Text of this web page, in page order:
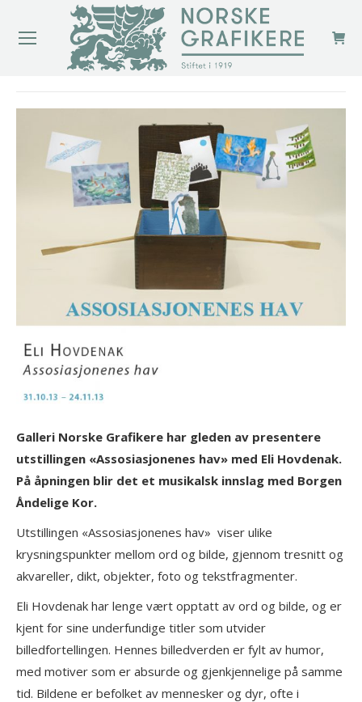
Galleri Norske Grafikere har gleden av presentere
utstillingen «Assosiasjonenes hav» med Eli Hovdenak.
På åpningen blir det et musikalsk innslag med Borgen
Åndelige Kor.
Utstillingen «Assosiasjonenes hav» viser ulike
krysningspunkter mellom ord og bilde, gjennom tresnitt og
akvareller, dikt, objekter, foto og tekstfragmenter.
Eli Hovdenak har lenge vært opptatt av ord og bilde, og er
kjent for sine underfundige titler som utvider
billedfortellingen. Hennes billedverden er fylt av humor,
med motiver som er absurde og gjenkjennelige på samme
tid. Bildene er befolket av mennesker og dyr, ofte i